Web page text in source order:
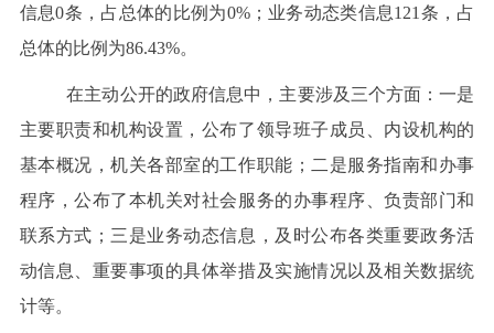
信息0条，占总体的比例为0%；业务动态类信息121条，占
总体的比例为86.43%。
在主动公开的政府信息中，主要涉及三个方面：一是
主要职责和机构设置，公布了领导班子成员、内设机构的
基本概况，机关各部室的工作职能； 二是服务指南和办事
程序 ，公布了本机关对社会服务的办事程序、负责部门和
联系方式； 三是业务动态信息 ， 及时公布各类重要政务活
动信息、重要事项的具体举措及实施情况以及相关数据统
计等。